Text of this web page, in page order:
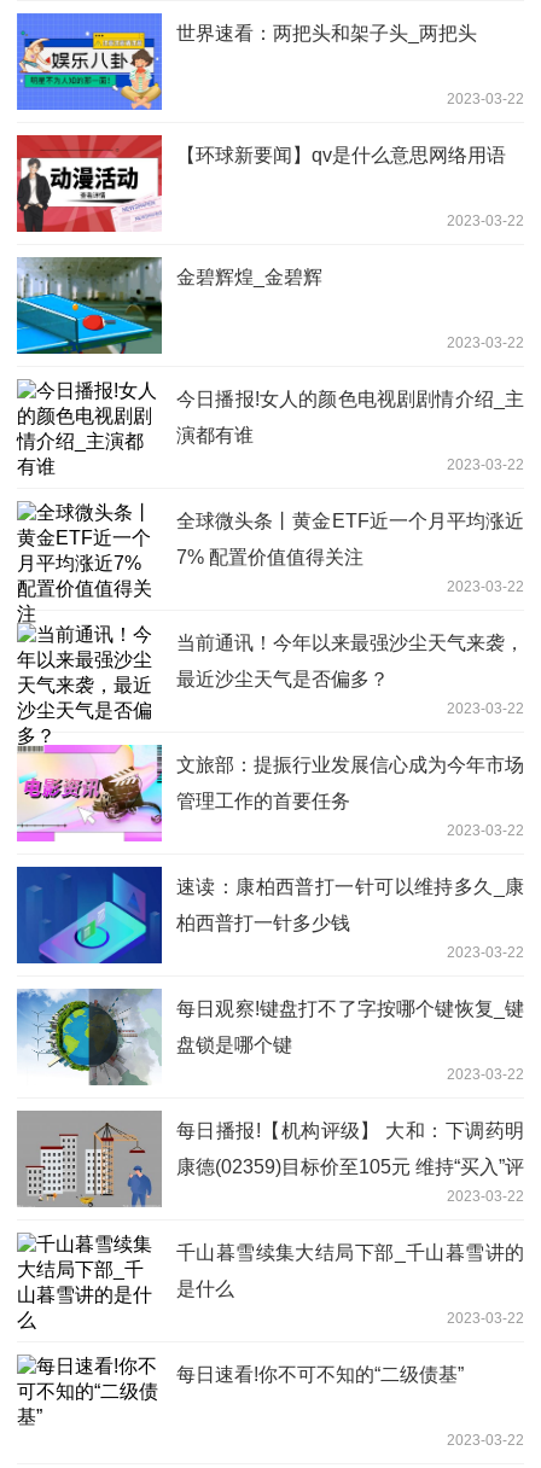
世界速看：两把头和架子头_两把头
2023-03-22
【环球新要闻】qv是什么意思网络用语
2023-03-22
金碧辉煌_金碧辉
2023-03-22
今日播报!女人的颜色电视剧剧情介绍_主
演都有谁
2023-03-22
全球微头条丨黄金ETF近一个月平均涨近
7% 配置价值值得关注
2023-03-22
当前通讯！今年以来最强沙尘天气来袭，
最近沙尘天气是否偏多？
2023-03-22
文旅部：提振行业发展信心成为今年市场
管理工作的首要任务
2023-03-22
速读：康柏西普打一针可以维持多久_康
柏西普打一针多少钱
2023-03-22
每日观察!键盘打不了字按哪个键恢复_键
盘锁是哪个键
2023-03-22
每日播报!【机构评级】 大和：下调药明
康德(02359)目标价至105元 维持“买入”评
2023-03-22
千山暮雪续集大结局下部_千山暮雪讲的
是什么
2023-03-22
每日速看!你不可不知的“二级债基”
2023-03-22